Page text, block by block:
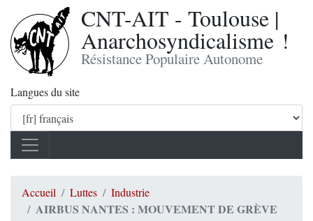
CNT-AIT - Toulouse |
Anarchosyndicalisme !
Résistance Populaire Autonome
Langues du site
Accueil Luttes Industrie
AIRBUS NANTES : MOUVEMENT DE GRÈVE